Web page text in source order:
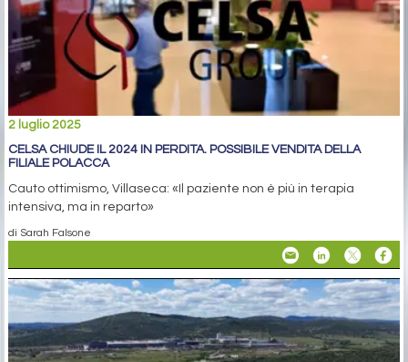
2 luglio 2025
CELSA CHIUDE IL 2024 IN PERDITA. POSSIBILE VENDITA DELLA
FILIALE POLACCA
Cauto ottimismo, Villaseca: «Il paziente non è più in terapia
intensiva, ma in reparto»
di Sarah Falsone